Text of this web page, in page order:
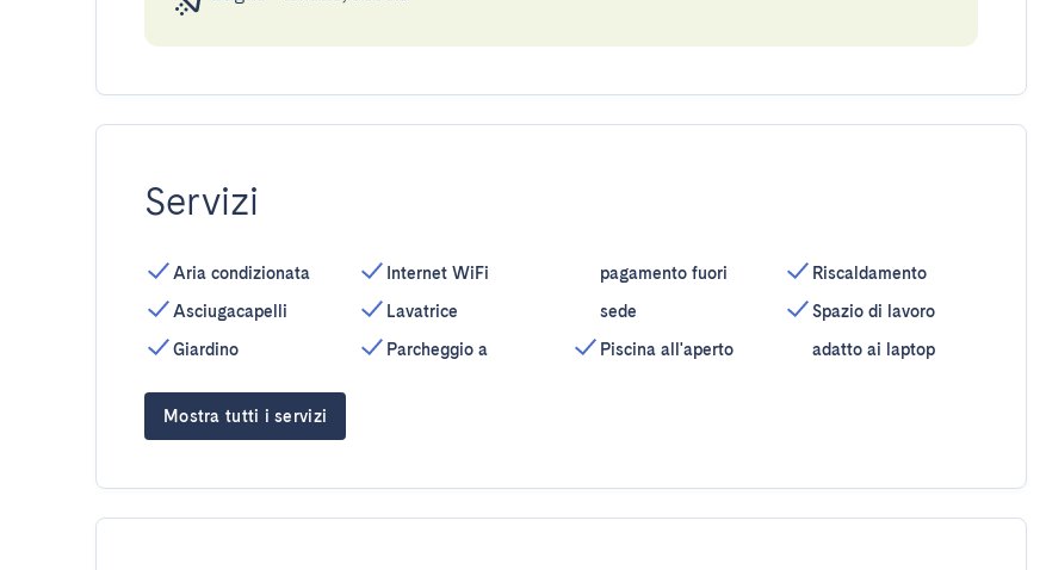
Servizi
Aria condizionata
Asciugacapelli
Giardino
Internet WiFi
Lavatrice
Parcheggio a
pagamento fuori
sede
Piscina all'aperto
Riscaldamento
Spazio di lavoro
adatto ai laptop
Mostra tutti i servizi